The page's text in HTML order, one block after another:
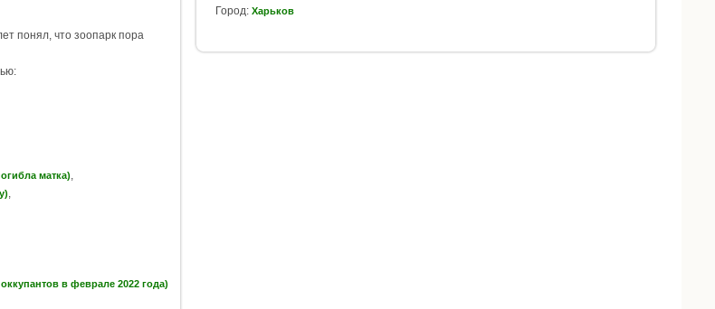
понял, что зоопарк пора
матка)
в феврале 2022 года)
Город: Харьков